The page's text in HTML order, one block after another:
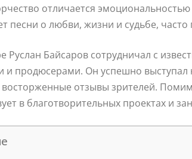
отличается
песни о любви, жизни и судьбе,
Руслан Байсаров сотрудничал с
и продюсерами. Он успешно
отзывы зрителей.
в благотворительных проектах и